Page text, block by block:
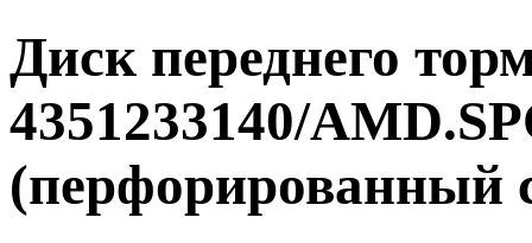
Диск переднего
4351233140/
(перфорированный